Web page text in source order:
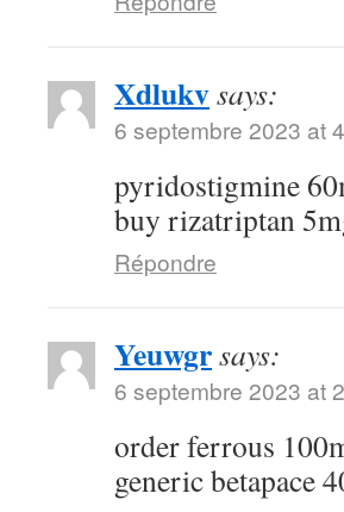
Xdlukvsays:
6 septembre 2023 at
pyridostigmine
buy rizatriptan
Répondre
Yeuwgrsays:
6 septembre 2023 at
order ferrous
generic betapace